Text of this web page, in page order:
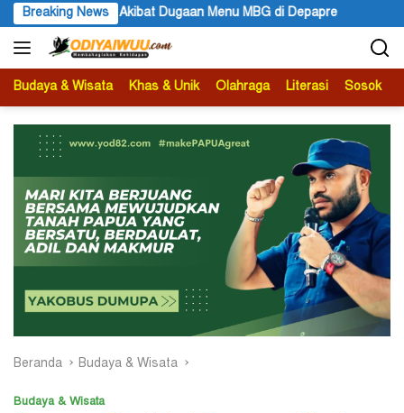
Langsung
ke
konten
Breaking News
MBG di Depapre Bupati Kabupaten Jayawijaya Atenius
Budaya & Wisata Khas & Unik Olahraga Literasi Sosok
Beranda Budaya & Wisata
Budaya & Wisata